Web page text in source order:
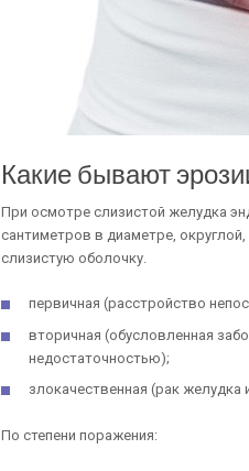
Какие бывают
При осмотре слизистой желудка
сантиметров в диаметре,
слизистую оболочку.
первичная (расстройство
вторичная (обусловленная
недостаточностью);
злокачественная (рак желудка
По степени поражения: